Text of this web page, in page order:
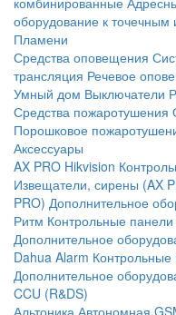
оборудование к точечным
Пламени
Средства оповещения
трансляция Речевое
Умный дом Выключатели
Средства пожаротушения
Порошковое
Аксессуары
AX PRO Hikvision
Извещатели, сирены (AX
PRO) Дополнительное
Ритм Контрольные панели
Дополнительное
Dahua Alarm
Дополнительное
CCU (R&DS)